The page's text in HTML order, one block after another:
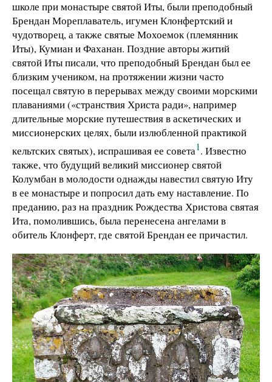
школе при монастыре святой Иты, были преподобный
Брендан Мореплаватель, игумен Клонфертский и
чудотворец, а также святые Мохоемок (племянник
Иты), Кумиан и Фаханан. Поздние авторы житий
святой Иты писали, что преподобный Брендан был ее
близким учеником, на протяжении жизни часто
посещал святую в перерывах между своими морскими
плаваниями («странствия Христа ради», например
длительные морские путешествия в аскетических и
миссионерских целях, были излюбленной практикой
кельтских святых), испрашивая ее совета1. Известно
также, что будущий великий миссионер святой
Колумбан в молодости однажды навестил святую Иту
в ее монастыре и попросил дать ему наставление. По
преданию, раз на праздник Рождества Христова святая
Ита, помолившись, была перенесена ангелами в
обитель Клонферт, где святой Брендан ее причастил.